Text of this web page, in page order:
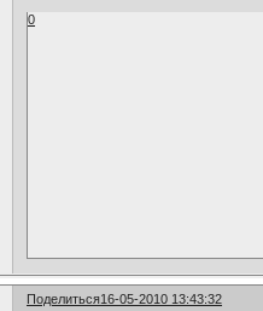
0
Поделиться16-05-2010 13:43:32